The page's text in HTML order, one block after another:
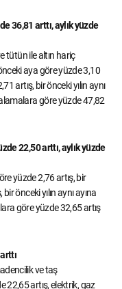
36,81 arttı, aylık yüzde
tütün ile altın hariç
aya göre yüzde 3,10
artış, bir önceki yılın aynı
göre yüzde 47,82
22,50 arttı, aylık yüzde
yüzde 2,76 artış, bir
önceki yılın aynı ayına
göre yüzde 32,65 artış
ve taş
22,65 artış, elektrik, gaz